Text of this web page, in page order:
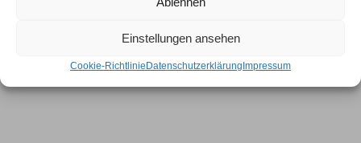
Einstellungen ansehen
Cookie-Richtlinie Datenschutzerklärung Impressum
und 15:00 – 17:00 Uhr